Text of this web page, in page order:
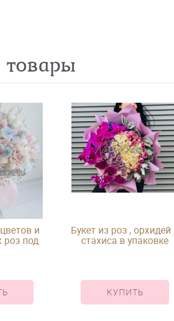
товары
и
роз под
Букет из роз , орхидей
стахиса в упаковке
КУПИТЬ